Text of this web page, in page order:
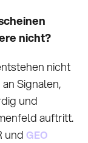
nicht?
nicht
Signalen,
und
auftritt.
und GEO